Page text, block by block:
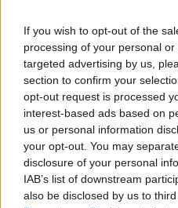
If you wish to opt-out of the
processing of your personal
targeted advertising by us,
section to confirm your
opt-out request is processed
interest-based ads based on
us or personal information
your opt-out. You may
disclosure of your personal
IAB’s list of downstream
also be disclosed by us to